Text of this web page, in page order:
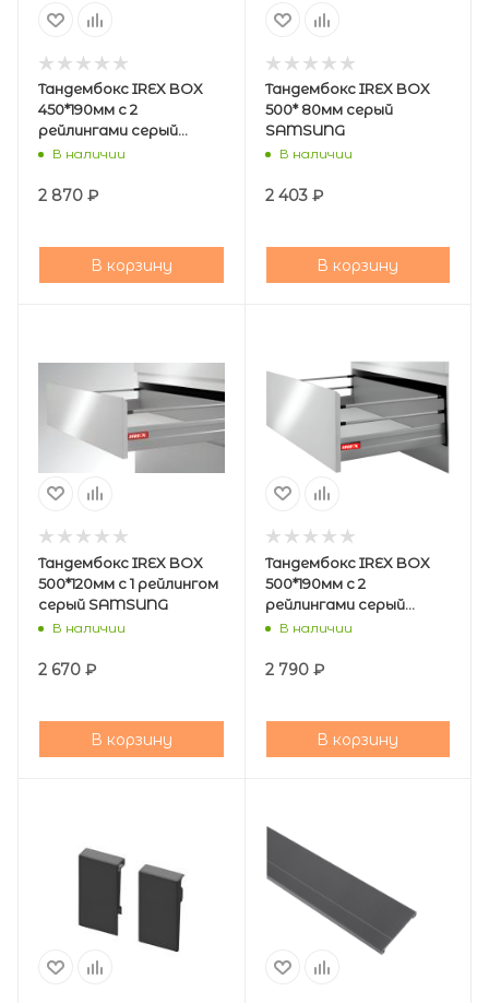
Тандембокс IREX BOX
450*190мм с 2
рейлингами серый
SAMSUNG
В наличии
2 870 ₽
В корзину
Тандембокс IREX BOX
500* 80мм серый
SAMSUNG
В наличии
2 403₽
В корзину
Тандембокс IREX BOX
500*120мм с 1 рейлингом
серый SAMSUNG
В наличии
2 670 ₽
В корзину
Тандембокс IREX BOX
500*190мм с 2
рейлингами серый
SAMSUNG
В наличии
2 790₽
В корзину